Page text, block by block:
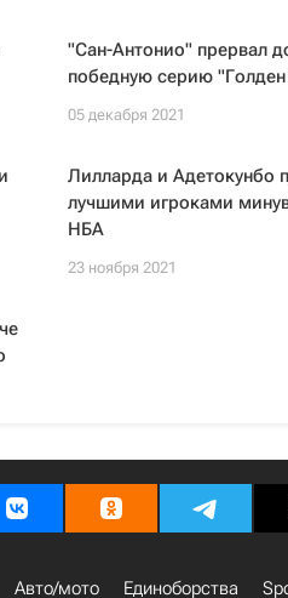
"Сан-Антонио" прервал
победную серию
05 декабря 2021
Лилларда и Адетокунбо
лучшими игроками
НБА
23 ноября 2021
Авто/мото Единоборства